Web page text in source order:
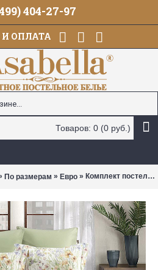
404-27-97
ОПЛАТА
Товаров: 0 (0 руб.)
По размерам » Евро » Комплект постельного белья Asabella 2351 (размер евро)